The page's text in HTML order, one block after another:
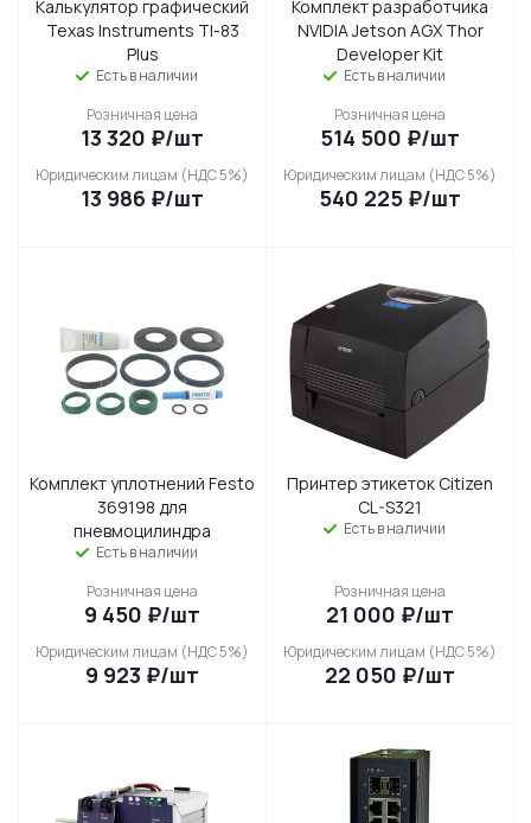
Калькулятор графический
Texas Instruments TI-83
Plus
Есть в наличии
Розничная цена
13 320 ₽/шт
Юридическим лицам (НДС 5%)
13 986 ₽/шт
Комплект разработчика
NVIDIA Jetson AGX Thor
Developer Kit
Есть в наличии
Розничная цена
514 500 ₽/шт
Юридическим лицам (НДС 5%)
540 225 ₽/шт
Комплект уплотнений Festo
369198 для
пневмоцилиндра
Есть в наличии
Розничная цена
9 450 ₽/шт
Юридическим лицам (НДС 5%)
9 923 ₽/шт
Принтер этикеток Citizen
CL-S321
Есть в наличии
Розничная цена
21 000 ₽/шт
Юридическим лицам (НДС 5%)
22 050 ₽/шт